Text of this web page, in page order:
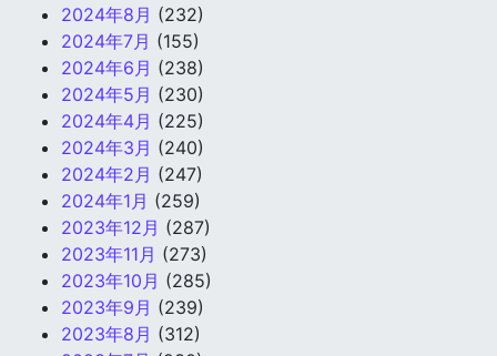
2024年8月 (232)
2024年7月 (155)
2024年6月 (238)
2024年5月 (230)
2024年4月 (225)
2024年3月 (240)
2024年2月 (247)
2024年1月 (259)
2023年12月 (287)
2023年11月 (273)
2023年10月 (285)
2023年9月 (239)
2023年8月 (312)